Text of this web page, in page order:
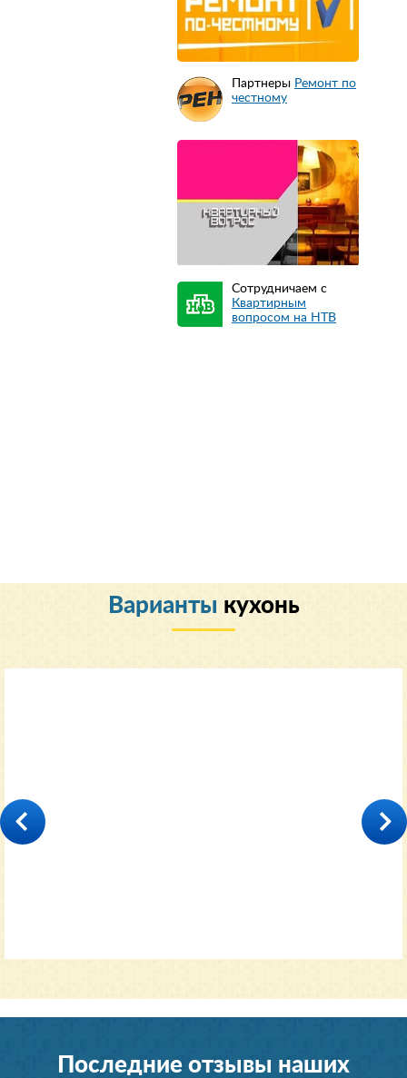
Партнеры Ремонт по
честному
Сотрудничаем с
Квартирным
вопросом на НТВ
Варианты кухонь
Последние отзывы наших